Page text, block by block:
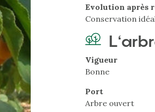
Evolution après
Conservation
Vigueur
Bonne
Port
Arbre ouvert